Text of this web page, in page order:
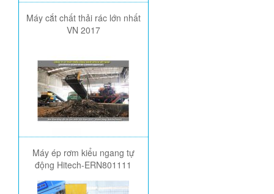
Máy cắt chất thải rác lớn nhất
VN 2017
Máy ép rơm kiểu ngang tự
động Hitech-ERN801111